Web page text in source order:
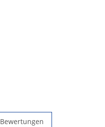
Bewertungen